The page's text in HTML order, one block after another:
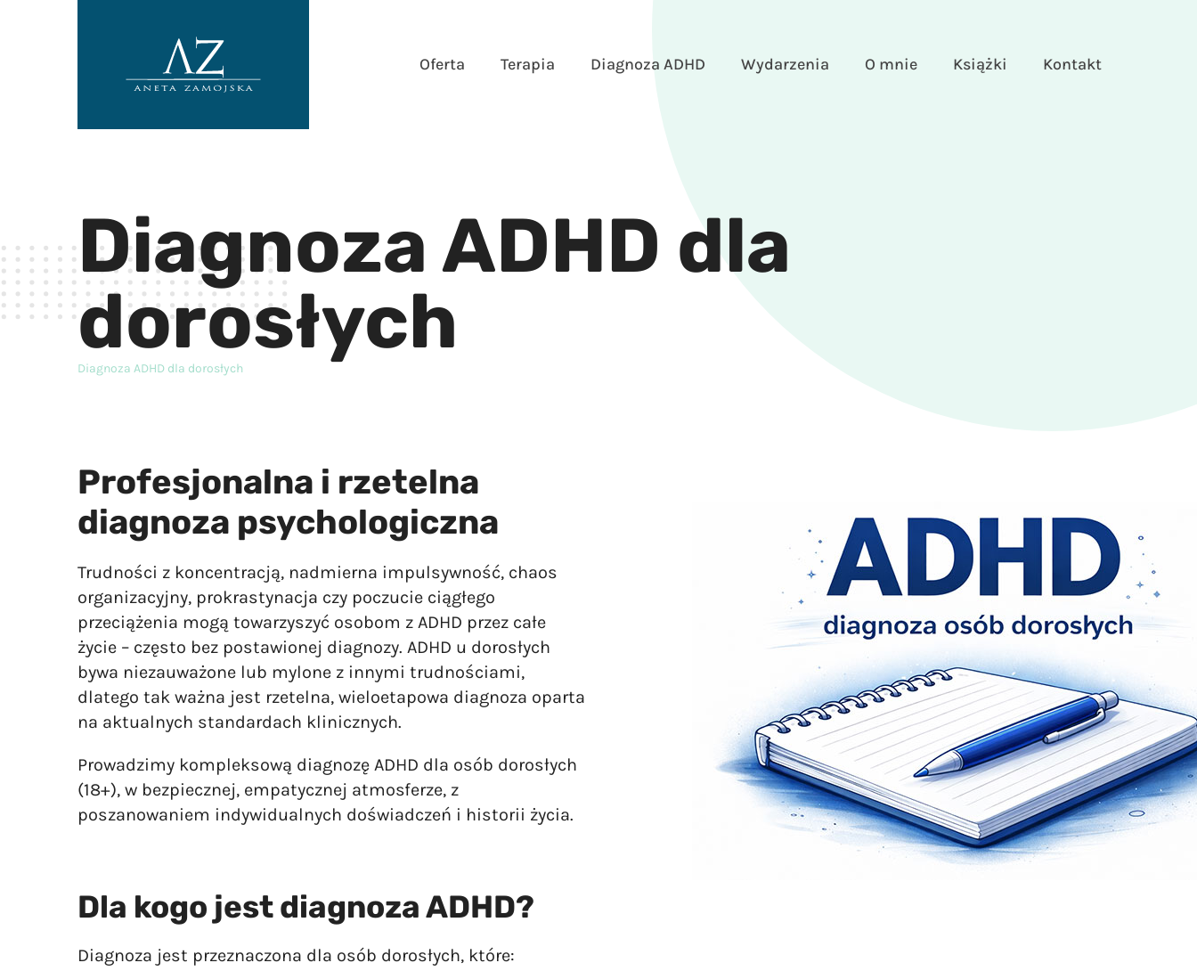
Oferta Terapia Diagnoza ADHD Wydarzenia O mnie Książki Kontakt
Diagnoza ADHD dla
dorosłych
Diagnoza ADHD dla dorosłych
Profesjonalna i rzetelna
diagnoza psychologiczna
Trudności z koncentracją, nadmierna impulsywność, chaos
organizacyjny, prokrastynacja czy poczucie ciągłego
przeciążenia mogą towarzyszyć osobom z ADHD przez całe
życie – często bez postawionej diagnozy. ADHD u dorosłych
bywa niezauważone lub mylone z innymi trudnościami,
dlatego tak ważna jest rzetelna, wieloetapowa diagnoza oparta
na aktualnych standardach klinicznych.
Prowadzimy kompleksową diagnozę ADHD dla osób dorosłych
(18+), w bezpiecznej, empatycznej atmosferze, z
poszanowaniem indywidualnych doświadczeń i historii życia.
Dla kogo jest diagnoza ADHD?
Diagnoza jest przeznaczona dla osób dorosłych, które: